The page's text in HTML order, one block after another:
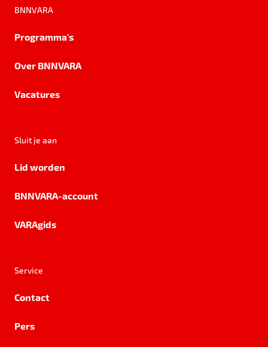
BNNVARA
Programma's
Over BNNVARA
Vacatures
Sluit je aan
Lid worden
BNNVARA-account
VARAgids
Service
Contact
Pers